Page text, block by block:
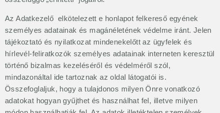
Az Adatkezelő elkötelezett e honlapot felkereső egyének
személyes adatainak és magánéletének védelme iránt. Jelen
tájékoztató és nyilatkozat mindenekelőtt az ügyfelek és
hírlevél-feliratkozók személyes adatainak interneten keresztül
történő bizalmas kezeléséről és védelméről szól,
mindazonáltal ide tartoznak az oldal látogatói is.
Összefoglaljuk, hogy a tulajdonos milyen Önre vonatkozó
adatokat hogyan gyűjthet és használhat fel, illetve milyen